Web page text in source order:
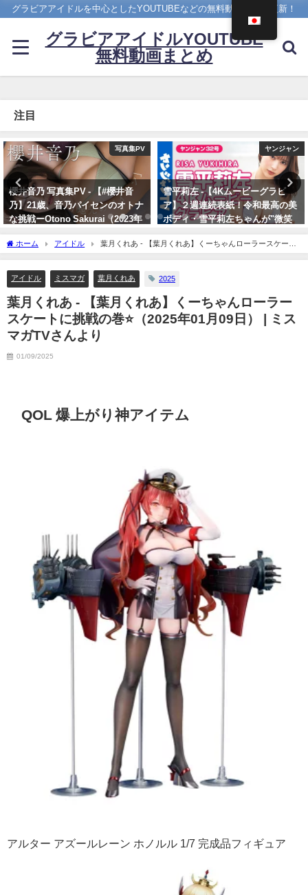
グラビアアイドルを中心としたYOUTUBEなどの無料動画を日々更新！
グラビアアイドルYOUTUBE
無料動画まとめ
注目
ヤンジャン
雪平莉左 -【4Kムービーグラビ
ア】２週連続表紙！令和最高の美
ボディ・雪平莉左ちゃんが"微笑
みの国"タイで魅せる女神の微笑
み！カラフルでビビッドな水着撮
影に最高画質で没入密着！【メイ
キング】（2023年07月06日） | ヤ
ンジャンTV【集英社ヤングジャ
ンプ公式】さんより
07/06/2023
えなこ
【バニーガールコスプレ】えなこ
がTVアニメ『涼宮ハルヒの憂
鬱』劇中歌「God knows…」を
神カバー！！
ホーム アイドル
葉月くれあ - 【葉月くれあ】くーちゃんローラースケート
に挑戦の巻⭐️（2025年01月09日） | ミスマガTVさんより
アイドル ミスマガ 葉月くれあ 2025
葉月くれあ - 【葉月くれあ】くーちゃんローラー
スケートに挑戦の巻⭐️（2025年01月09日） | ミス
マガTVさんより
01/09/2025
QOL 爆上がり神アイテム
アルター アズールレーン ホノルル 1/7 完成品フィギュア